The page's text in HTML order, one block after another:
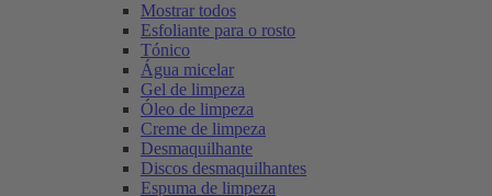
Mostrar todos
Esfoliante para o rosto
Tónico
Água micelar
Gel de limpeza
Óleo de limpeza
Creme de limpeza
Desmaquilhante
Discos desmaquilhantes
Espuma de limpeza